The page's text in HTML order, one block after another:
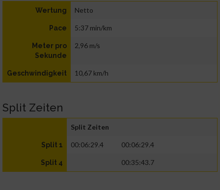
Wertung Netto
Pace 5:37 min/km
Meter pro
Sekunde
2,96 m/s
Geschwindigkeit 10,67 km/h
Split Zeiten
Split Zeiten
Split 1 00:06:29.4 00:06:29.4
Split 4 00:35:43.7